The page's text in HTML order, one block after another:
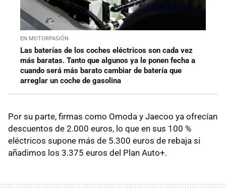
EN MOTORPASIÓN
Las baterías de los coches eléctricos son cada vez
más baratas. Tanto que algunos ya le ponen fecha a
cuando será más barato cambiar de batería que
arreglar un coche de gasolina
Por su parte, firmas como Omoda y Jaecoo ya ofrecían
descuentos de 2.000 euros, lo que en sus 100 %
eléctricos supone más de 5.300 euros de rebaja si
añadimos los 3.375 euros del Plan Auto+.